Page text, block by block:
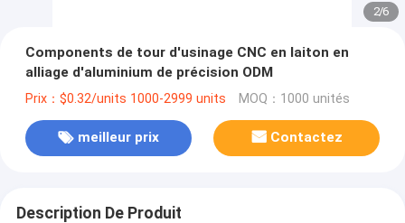
2/6
Components de tour d'usinage CNC en laiton en
alliage d'aluminium de précision ODM
Prix：$0.32/units 1000-2999 units MOQ：1000 unités
meilleur prix Contactez
Description De Produit